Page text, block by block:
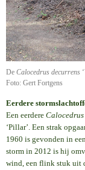
De Calocedrus decurrens
Foto: Gert Fortgens
Eerdere
Een eerdere Calocedrus
‘Pillar’. Een strak
1960 is gevonden in
storm in 2012 is hij
wind, een flink stuk uit